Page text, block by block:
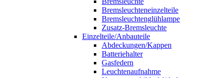
Bremsleuchteneinzelteile
Bremsleuchtenglühlampe
Zusatz-Bremsleuchte
Einzelteile/Anbauteile
Abdeckungen/Kappen
Batteriehalter
Gasfedern
Leuchtenaufnahme